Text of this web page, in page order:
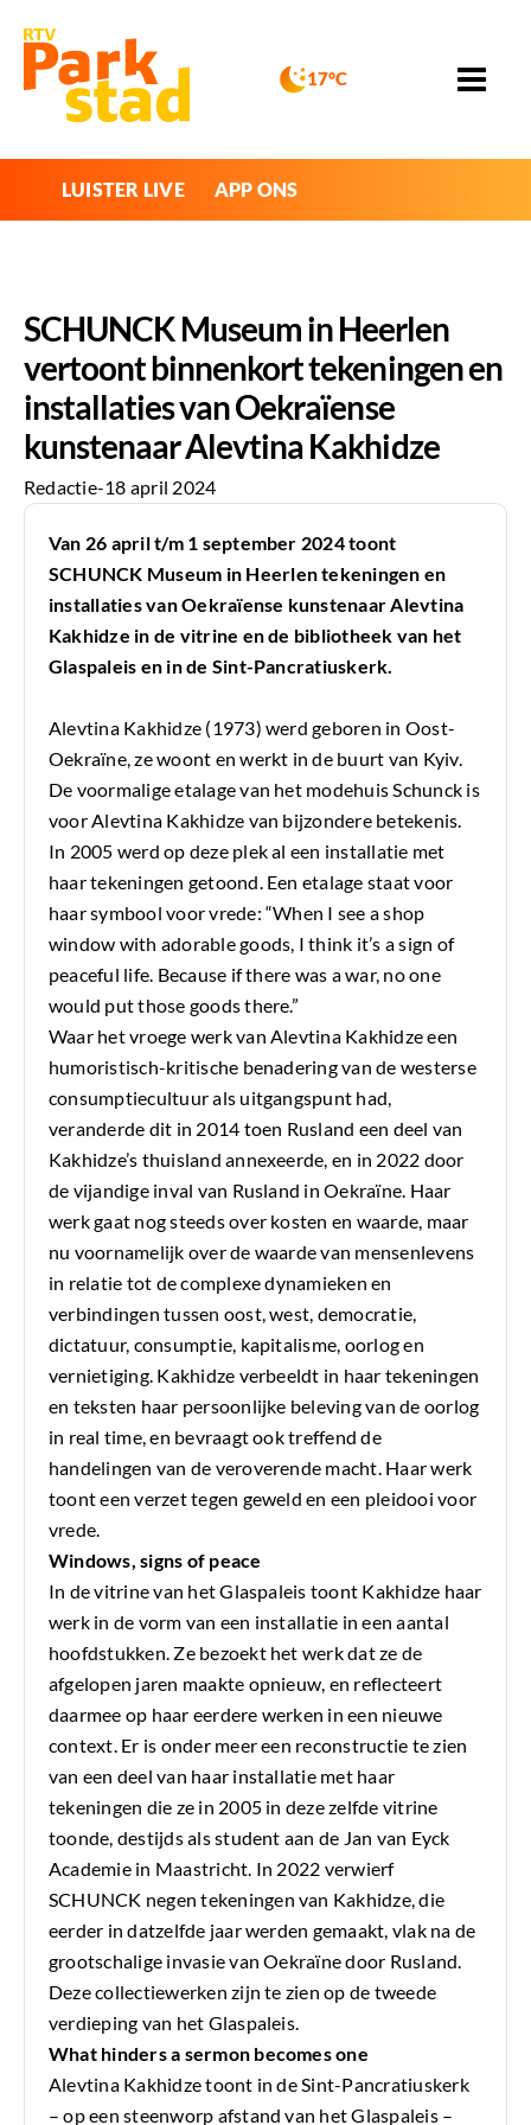
17°C
LUISTER LIVE APP ONS
SCHUNCK Museum in Heerlen
vertoont binnenkort tekeningen en
installaties van Oekraïense
kunstenaar Alevtina Kakhidze
Redactie-18 april 2024
Van 26 april t/m 1 september 2024 toont
SCHUNCK Museum in Heerlen tekeningen en
installaties van Oekraïense kunstenaar Alevtina
Kakhidze in de vitrine en de bibliotheek van het
Glaspaleis en in de Sint-Pancratiuskerk.
Alevtina Kakhidze (1973) werd geboren in Oost-
Oekraïne, ze woont en werkt in de buurt van Kyiv.
De voormalige etalage van het modehuis Schunck is
voor Alevtina Kakhidze van bijzondere betekenis.
In 2005 werd op deze plek al een installatie met
haar tekeningen getoond. Een etalage staat voor
haar symbool voor vrede: “When I see a shop
window with adorable goods, I think it’s a sign of
peaceful life. Because if there was a war, no one
would put those goods there.”
Waar het vroege werk van Alevtina Kakhidze een
humoristisch-kritische benadering van de westerse
consumptiecultuur als uitgangspunt had,
veranderde dit in 2014 toen Rusland een deel van
Kakhidze’s thuisland annexeerde, en in 2022 door
de vijandige inval van Rusland in Oekraïne. Haar
werk gaat nog steeds over kosten en waarde, maar
nu voornamelijk over de waarde van mensenlevens
in relatie tot de complexe dynamieken en
verbindingen tussen oost, west, democratie,
dictatuur, consumptie, kapitalisme, oorlog en
vernietiging. Kakhidze verbeeldt in haar tekeningen
en teksten haar persoonlijke beleving van de oorlog
in real time, en bevraagt ook treffend de
handelingen van de veroverende macht. Haar werk
toont een verzet tegen geweld en een pleidooi voor
vrede.
Windows, signs of peace
In de vitrine van het Glaspaleis toont Kakhidze haar
werk in de vorm van een installatie in een aantal
hoofdstukken. Ze bezoekt het werk dat ze de
afgelopen jaren maakte opnieuw, en reflecteert
daarmee op haar eerdere werken in een nieuwe
context. Er is onder meer een reconstructie te zien
van een deel van haar installatie met haar
tekeningen die ze in 2005 in deze zelfde vitrine
toonde, destijds als student aan de Jan van Eyck
Academie in Maastricht. In 2022 verwierf
SCHUNCK negen tekeningen van Kakhidze, die
eerder in datzelfde jaar werden gemaakt, vlak na de
grootschalige invasie van Oekraïne door Rusland.
Deze collectiewerken zijn te zien op de tweede
verdieping van het Glaspaleis.
What hinders a sermon becomes one
Alevtina Kakhidze toont in de Sint-Pancratiuskerk
– op een steenworp afstand van het Glaspaleis –